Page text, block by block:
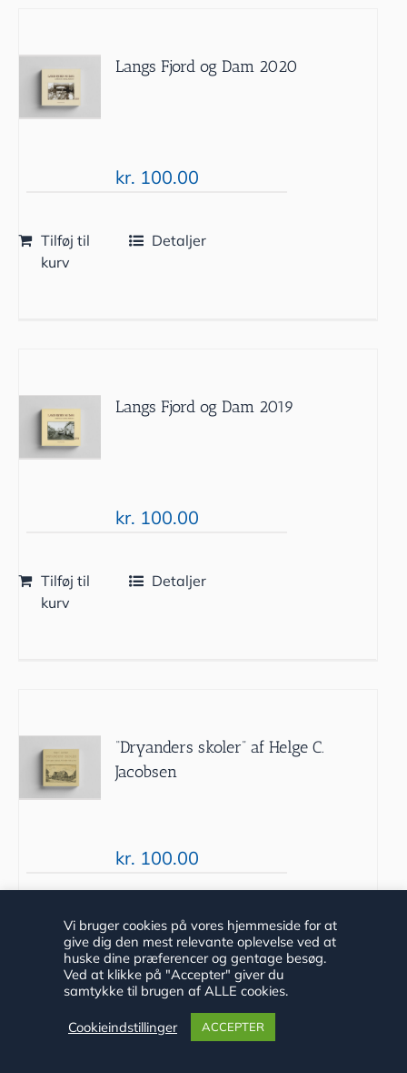
Langs Fjord og Dam 2020
kr. 100.00
Tilføj til
kurv
Detaljer
Langs Fjord og Dam 2019
kr. 100.00
Tilføj til
kurv
Detaljer
“Dryanders skoler” af Helge C.
Jacobsen
kr. 100.00
Tilføj til
kurv
Detaljer
Vi bruger cookies på vores hjemmeside for at
give dig den mest relevante oplevelse ved at
huske dine præferencer og gentage besøg.
Ved at klikke på "Accepter" giver du
samtykke til brugen af ALLE cookies.
Cookieindstillinger ACCEPTER